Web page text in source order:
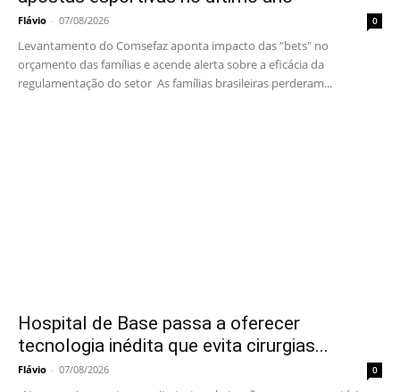
Flávio - 07/08/2026 0
Levantamento do Comsefaz aponta impacto das "bets" no
orçamento das famílias e acende alerta sobre a eficácia da
regulamentação do setor As famílias brasileiras perderam...
Hospital de Base passa a oferecer
tecnologia inédita que evita cirurgias...
Flávio - 07/08/2026 0